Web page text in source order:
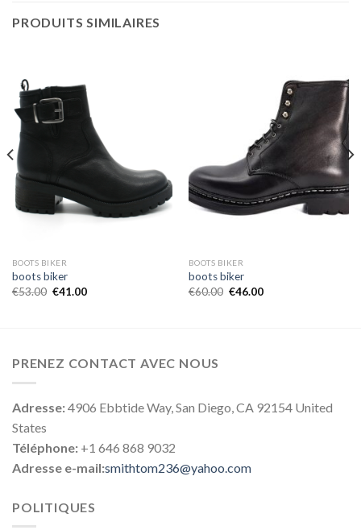
PRODUITS SIMILAIRES
BOOTS BIKER
boots biker
€53.00 €41.00
BOOTS BIKER
boots biker
€60.00 €46.00
PRENEZ CONTACT AVEC NOUS
Adresse:4906 Ebbtide Way, San Diego, CA 92154 United
States
Téléphone: +1 646 868 9032
Adresse e-mail:smithtom236@yahoo.com
POLITIQUES